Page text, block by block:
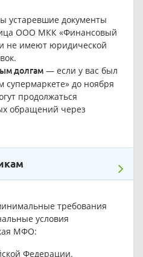
устаревшие документы
ООО МКК «Финансовый
не имеют юридической
долгам— если у вас был
супермаркете» до ноября
продолжаться
обращений через
требования
условия
МФО:
Федерации.